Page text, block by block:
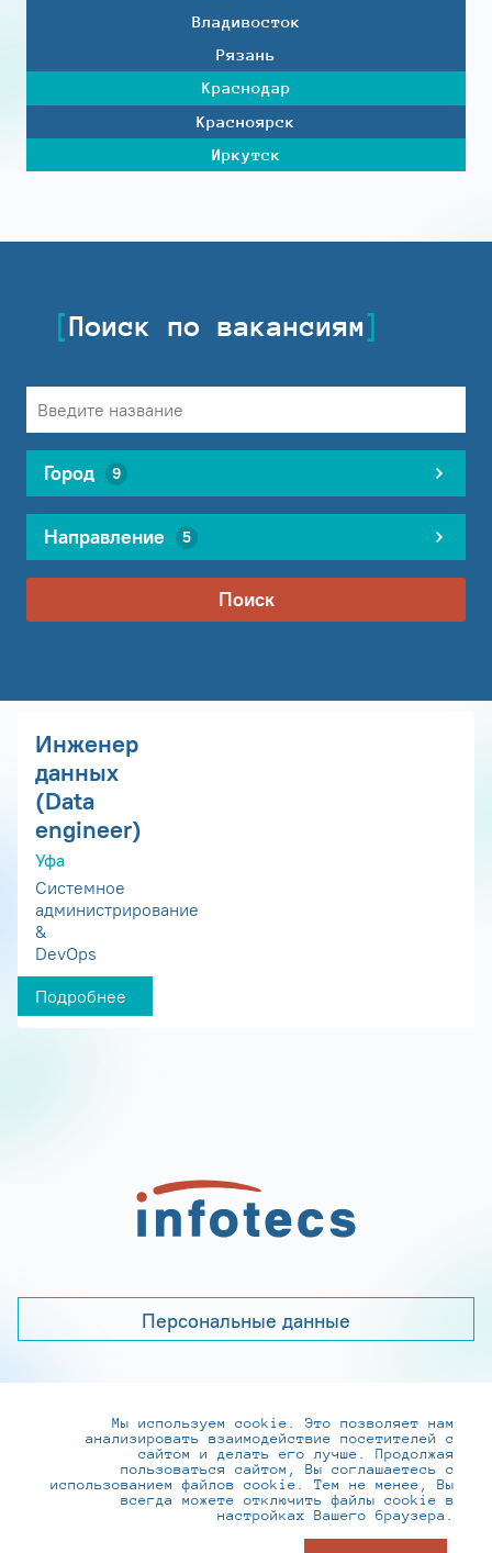
Владивосток
Рязань
Краснодар
Красноярск
Иркутск
Поиск по вакансиям
Город 9
Направление 5
Поиск
Инженер
данных
(Data
engineer)
Уфа
Системное
администрирование
&
DevOps
Подробнее
Персональные данные
+7 (495) 737-6192, 8-800-250-0-260
practice@infotecs.ru,hr@infotecs.ru
127273, г. Москва, Отрадная ул., 2Б строение 1
Мы используем cookie. Это позволяет нам
анализировать взаимодействие посетителей с
сайтом и делать его лучше. Продолжая
пользоваться сайтом, Вы соглашаетесь с
использованием файлов cookie. Тем не менее, Вы
всегда можете отключить файлы cookie в
настройках Вашего браузера.